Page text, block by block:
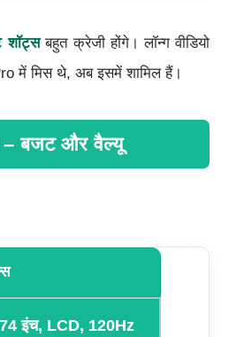
शॉट्सबहुत क्रेजी होंगे। लॉन्ग वीडियो
में मिस थे, अब इसमें शामिल हैं।
– बजट और वैल्यू
इंच, LCD, 120Hz